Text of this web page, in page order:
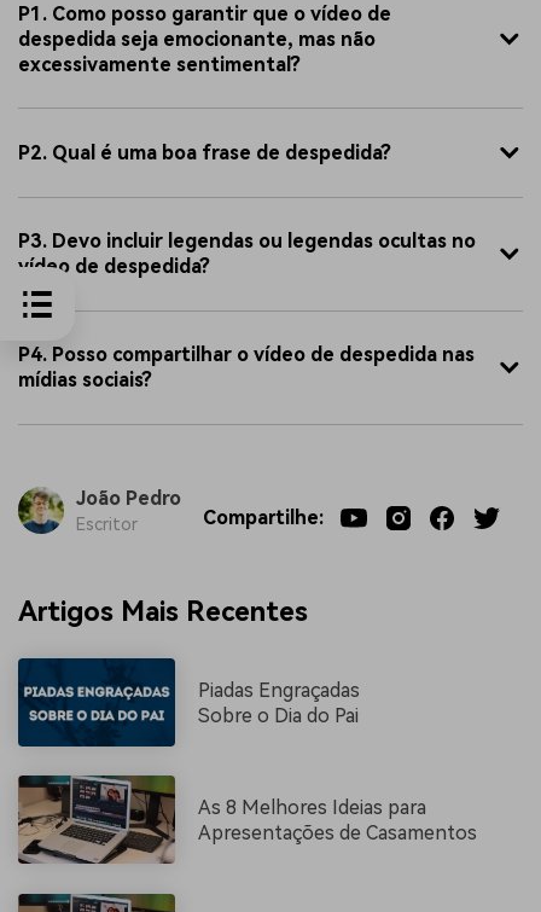
P1. Como posso garantir que o vídeo de
despedida seja emocionante, mas não
excessivamente sentimental?
P2. Qual é uma boa frase de despedida?
P3. Devo incluir legendas ou legendas ocultas no
vídeo de despedida?
P4. Posso compartilhar o vídeo de despedida nas
mídias sociais?
João Pedro
Escritor Compartilhe:
Artigos Mais Recentes
Piadas Engraçadas
Sobre o Dia do Pai
As 8 Melhores Ideias para
Apresentações de Casamentos